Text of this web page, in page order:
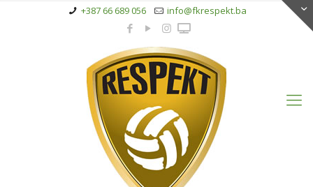
+387 66 689 056 info@fkrespekt.ba